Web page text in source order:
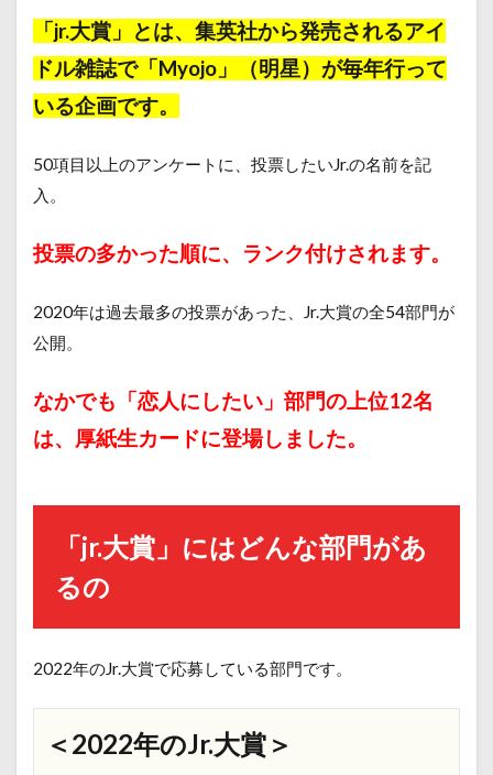
「jr.大賞」とは、集英社から発売されるアイ
ドル雑誌で「Myojo」（明星）が毎年行って
いる企画です。
50項目以上のアンケートに、投票したいJr.の名前を記
入。
投票の多かった順に、ランク付けされます。
2020年は過去最多の投票があった、Jr.大賞の全54部門が
公開。
なかでも「恋人にしたい」部門の上位12名
は、厚紙生カードに登場しました。
「jr.大賞」にはどんな部門があ
るの
2022年のJr.大賞で応募している部門です。
＜2022年のJr.大賞＞